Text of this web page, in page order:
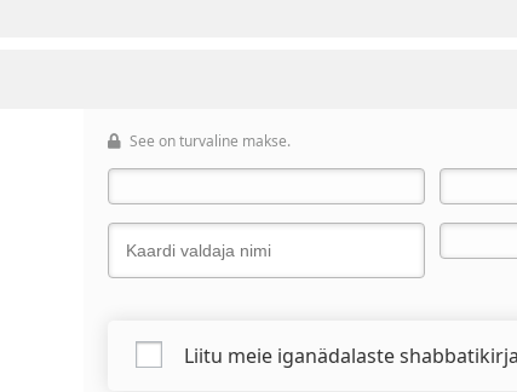
See on turvaline makse.
Liitu meie iganädalaste